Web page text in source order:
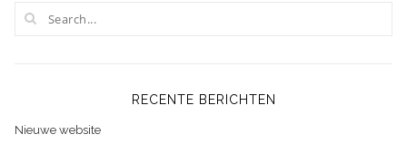
RECENTE BERICHTEN
Nieuwe website